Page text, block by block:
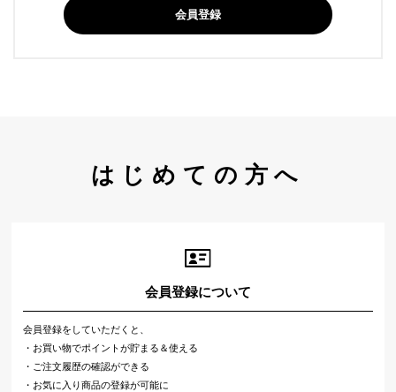
会員登録
はじめての方へ
会員登録について
会員登録をしていただくと、
・お買い物でポイントが貯まる＆使える
・ご注文履歴の確認ができる
・お気に入り商品の登録が可能に